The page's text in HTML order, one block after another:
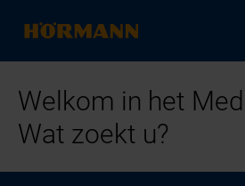
Welkom in het
Wat zoekt u?